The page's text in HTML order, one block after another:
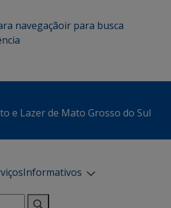
navegaçãoir para busca
e Lazer de Mato Grosso do Sul
Informativos